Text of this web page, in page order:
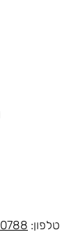
טלפון: